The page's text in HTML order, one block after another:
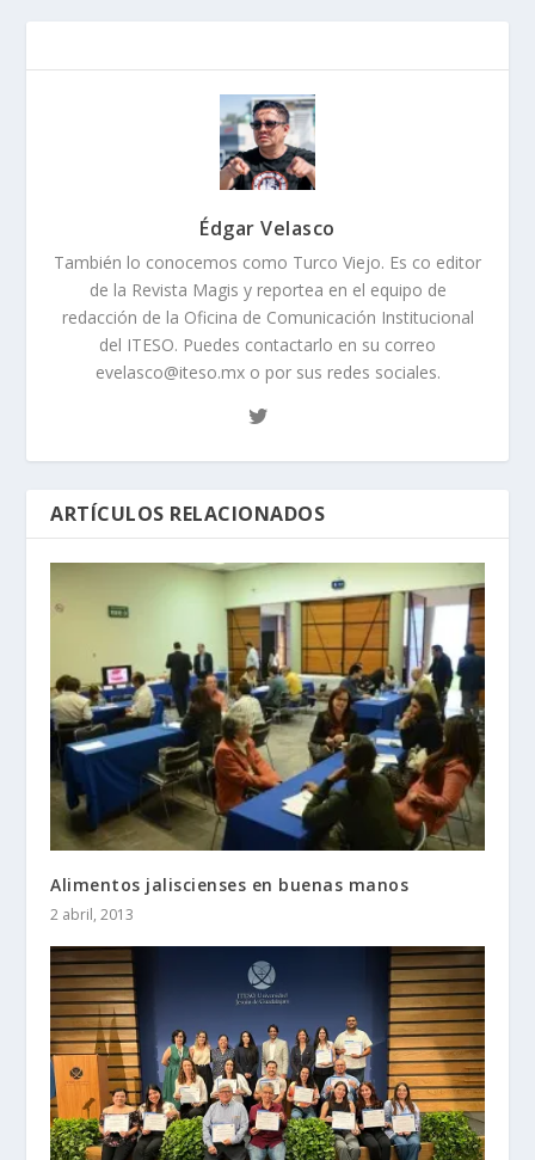
Édgar Velasco
También lo conocemos como Turco Viejo. Es co editor
de la Revista Magis y reportea en el equipo de
redacción de la Oficina de Comunicación Institucional
del ITESO. Puedes contactarlo en su correo
evelasco@iteso.mx o por sus redes sociales.
ARTÍCULOS RELACIONADOS
Alimentos jaliscienses en buenas manos
2 abril, 2013